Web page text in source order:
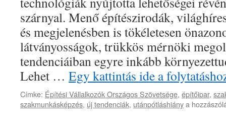
szárnyal. Menő építészirodák,
és megjelenésben is tökéletesen
látványosságok, trükkös mérnöki
tendenciáiban egyre inkább
Lehet … Egy kattintás ide a
Címke: Építési Vállalkozók Országos Szövetsége, építőipar,
szakmunkásképzés, új tendenciák, utánpótláshiányCiki
a